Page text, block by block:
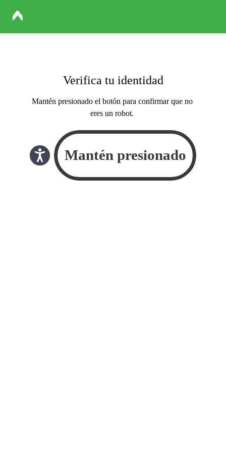
Verifica tu identidad
Mantén presionado el botón para confirmar que no
eres un robot.